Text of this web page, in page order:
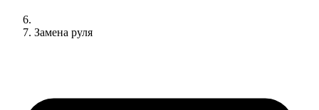
Замена руля